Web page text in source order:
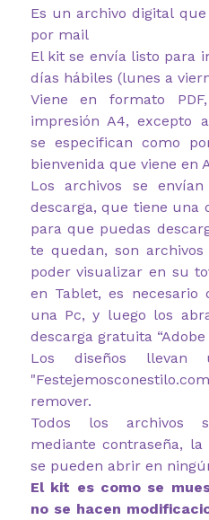
Es un archivo digital
por mail
El kit se envía listo para
días hábiles (lunes a
Viene en formato
impresión A4, excepto
se especifican como
bienvenida que viene en
Los archivos se
descarga, que tiene una
para que puedas
te quedan, son
poder visualizar en su
en Tablet, es necesario
una Pc, y luego los
descarga gratuita
Los diseños llevan
remover.
Todos los archivos
mediante contraseña,
se pueden abrir en
El kit es como se
no se hacen